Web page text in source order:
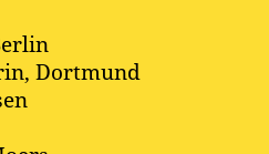
Dortmund